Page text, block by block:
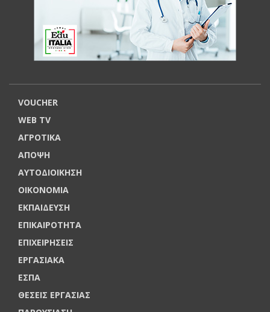
VOUCHER
WEB TV
ΑΓΡΟΤΙΚΑ
ΑΠΟΨΗ
ΑΥΤΟΔΙΟΙΚΗΣΗ
ΟΙΚΟΝΟΜΙΑ
ΕΚΠΑΙΔΕΥΣΗ
ΕΠΙΚΑΙΡΟΤΗΤΑ
ΕΠΙΧΕΙΡΗΣΕΙΣ
ΕΡΓΑΣΙΑΚΑ
ΕΣΠΑ
ΘΕΣΕΙΣ ΕΡΓΑΣΙΑΣ